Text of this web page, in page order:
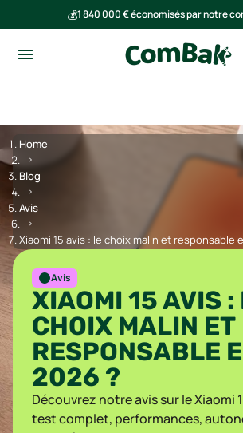
💰1 840 000 € économisés par notre
Home
Blog
Avis
Xiaomi 15 avis : le choix malin et responsable
Avis
XIAOMI 15 AVIS :
CHOIX MALIN ET
RESPONSABLE
2026 ?
Découvrez notre avis sur le Xiaomi
test complet, performances,